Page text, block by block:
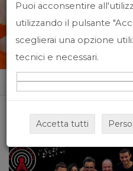
Home News&events
Puoi acconsentire
utilizzando il pulsante
sceglierai una opzione
tecnici e necessari.
Accetta tutti